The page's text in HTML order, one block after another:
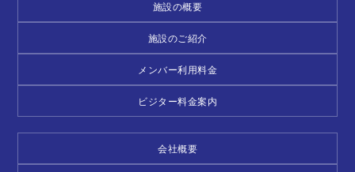
施設の概要
施設のご紹介
メンバー利用料金
ビジター料金案内
会社概要